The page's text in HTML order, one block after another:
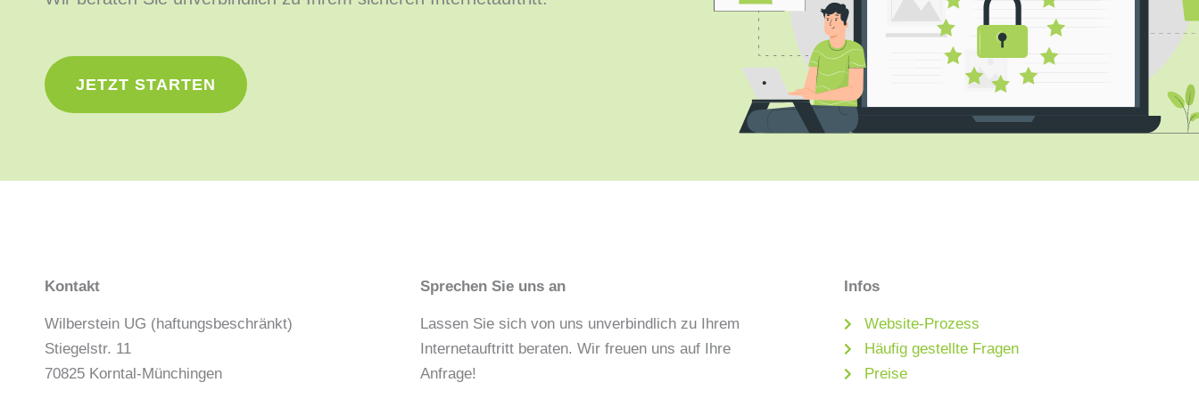
JETZT STARTEN
Kontakt
Wilberstein UG (haftungsbeschränkt)
Stiegelstr. 11
70825 Korntal-Münchingen
Sprechen Sie uns an
Lassen Sie sich von uns unverbindlich zu Ihrem
Internetauftritt beraten. Wir freuen uns auf Ihre
Anfrage!
Infos
Website-Prozess
Häufig gestellte Fragen
Preise